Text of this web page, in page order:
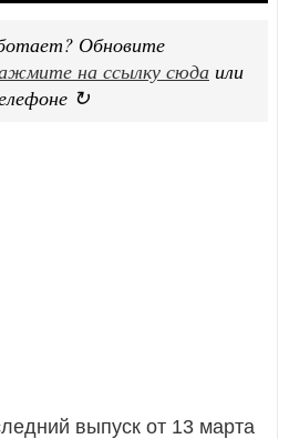
Обновите
на ссылку сюда или
↻
выпуск от 13 марта